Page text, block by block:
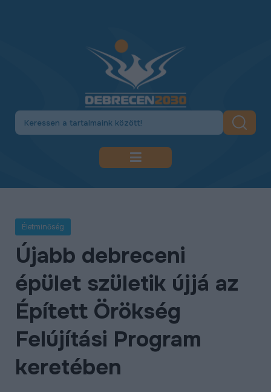
KÖZLEKEDÉSFEJLESZTÉS
KULTÚRA
ÉLETMINŐSÉG
OKTATÁS
PROJEKTEK
ÖSSZES PROJEKT
Életminőség
Újabb debreceni
épület születik újjá az
Épített Örökség
Felújítási Program
keretében